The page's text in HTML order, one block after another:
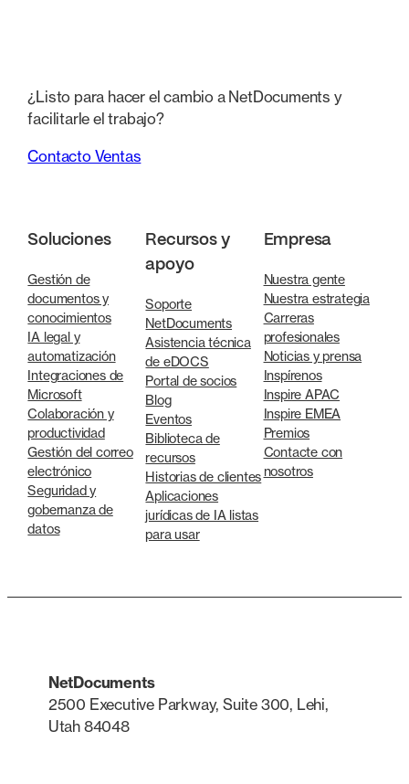
¿Listo para hacer el cambio a NetDocuments y
facilitarle el trabajo?
Contacto Ventas
Soluciones
Gestión de
documentos y
conocimientos
IA legal y
automatización
Integraciones de
Microsoft
Colaboración y
productividad
Gestión del correo
electrónico
Seguridad y
gobernanza de
datos
Recursos y
apoyo
Soporte
NetDocuments
Asistencia técnica
de eDOCS
Portal de socios
Blog
Eventos
Biblioteca de
recursos
Historias de clientes
Aplicaciones
jurídicas de IA listas
para usar
Empresa
Nuestra gente
Nuestra estrategia
Carreras
profesionales
Noticias y prensa
Inspírenos
Inspire APAC
Inspire EMEA
Premios
Contacte con
nosotros
NetDocuments
2500 Executive Parkway, Suite 300, Lehi,
Utah 84048